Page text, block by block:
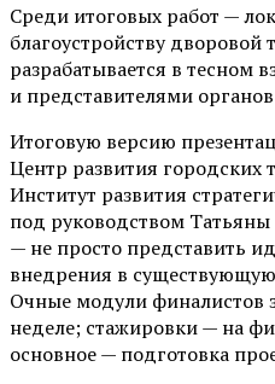
Среди итоговых работ —
благоустройству
разрабатывается в тесном
и представителями
Итоговую версию
Центр развития
Институт развития
под руководством Татьяны
— не просто представить
внедрения в
Очные модули финалистов
неделе; стажировки — на
основное — подготовка